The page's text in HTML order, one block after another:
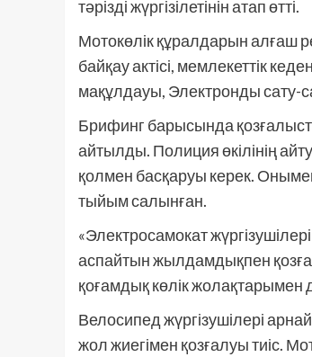
тәрізді жүргізілетінін атап өтті.
Мотокөлік құралдарын алғаш
байқау актісі, мемлекеттік
мақұлдауы, Электронды сату-
Брифинг барысында
айтылды. Полиция өкілінің
қолмен басқаруы керек.
тыйым салынған.
«Электросамокат
аспайтын жылдамдықпен
қоғамдық көлік жолақтарымен
Велосипед жүргізушілері
жол жиегімен қозғалуы тиіс.